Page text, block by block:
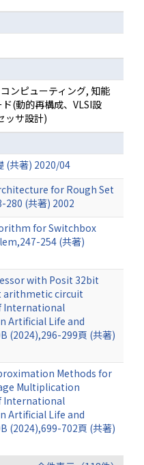
ンピューティング, 知能
(動的再構成、VLSI設
ッサ設計)
(共著) 2020/04
for Rough Set
280 (共著) 2002
for Switchbox
254 (共著)
with Posit 32bit
circuit
International
Artificial Life and
(2024),296-299頁 (共著)
Methods for
Multiplication
International
Artificial Life and
(2024),699-702頁 (共著)